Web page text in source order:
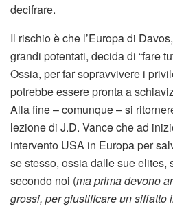
decifrare.
Il rischio è che l’Europa di
grandi potentati, decida di “fare
Ossia, per far sopravvivere i
potrebbe essere pronta a
Alla fine – comunque – si
lezione di J.D. Vance che ad
intervento USA in Europa per
se stesso, ossia dalle sue elites,
secondo noi (ma prima devono
grossi, per giustificare un siffatto